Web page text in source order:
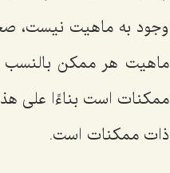
وجود به ماهیت نیست،
ماهیت هر ممكن بالنسب
ممكنات است بناءًا على
ذات ممكنات است.